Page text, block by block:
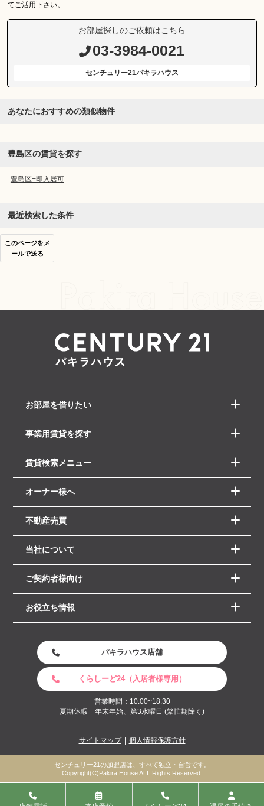
てご活用下さい。
お部屋探しのご依頼はこちら
03-3984-0021
センチュリー21パキラハウス
あなたにおすすめの類似物件
豊島区の賃貸を探す
豊島区+即入居可
最近検索した条件
このページをメ
ールで送る
お部屋を借りたい
事業用賃貸を探す
賃貸検索メニュー
オーナー様へ
不動産売買
当社について
ご契約者様向け
お役立ち情報
パキラハウス店舗
くらしーど24（入居者様専用）
営業時間：10:00~18:30
夏期休暇 年末年始、第3水曜日 (繁忙期除く)
サイトマップ 個人情報保護方針
センチュリー21の加盟店は、すべて独立・自営です。
Copyright(C)Pakira House ALL Rights Reserved.